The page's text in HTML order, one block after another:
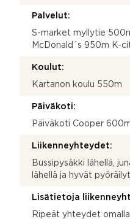
Palvelut:
S-market myllytie
McDonald´s 950m K-
Koulut:
Kartanon koulu 550m
Päiväkoti:
Päiväkoti Cooper
Liikenneyhteydet:
Bussipysäkki lähellä,
lähellä ja hyvät
Lisätietoja
Ripeät yhteydet